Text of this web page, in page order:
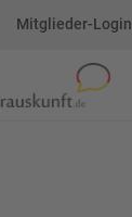
Mitglieder-Login